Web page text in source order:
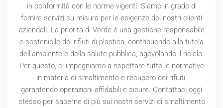
in conformità con le norme vigenti. Siamo in grado di
fornire servizi su misura per le esigenze dei nostri clienti
aziendali. La priorità di Verde è una gestione responsabile
e sostenibile dei rifiuti di plastica, contribuendo alla tutela
dell'ambiente e della salute pubblica, agevolando il riciclo.
Per questo, ci impegniamo a rispettare tutte le normative
in materia di smaltimento e recupero dei rifiuti,
garantendo operazioni affidabili e sicure. Contattaci oggi
stesso per saperne di più sui nostri servizi di smaltimento